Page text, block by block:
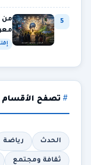
5
من
تصفح الأقسام
الحدث رياضة
ثقافة ومجتمع